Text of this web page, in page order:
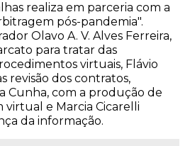
realiza em parceria com a
pós-pandemia".
Olavo A. V. Alves Ferreira,
para tratar das
virtuais, Flávio
revisão dos contratos,
Cunha, com a produção de
virtual e Marcia Cicarelli
da informação.